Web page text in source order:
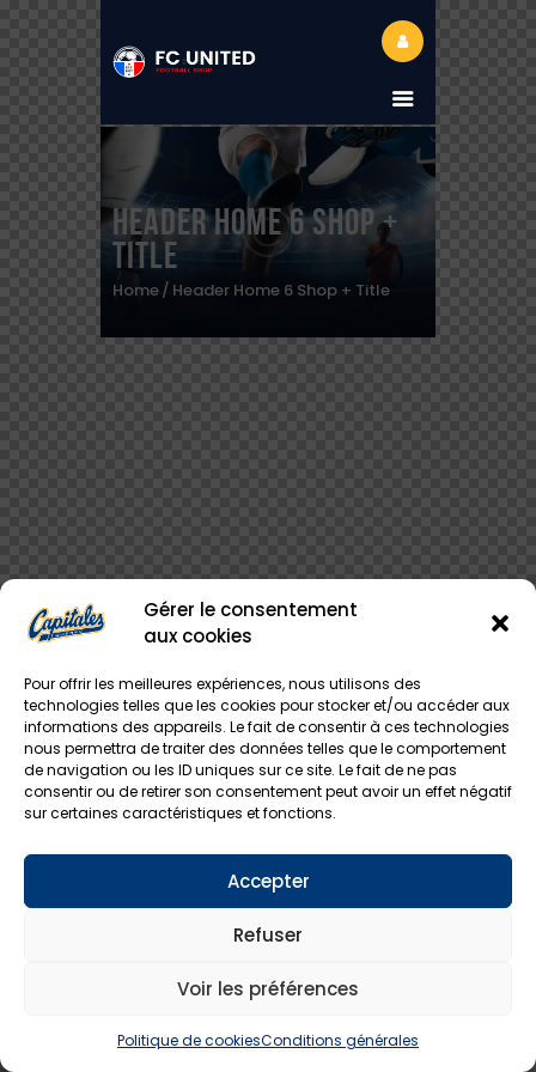
Gérer le consentement
aux cookies
Pour offrir les meilleures expériences, nous utilisons des
technologies telles que les cookies pour stocker et/ou accéder aux
informations des appareils. Le fait de consentir à ces technologies
nous permettra de traiter des données telles que le comportement
de navigation ou les ID uniques sur ce site. Le fait de ne pas
consentir ou de retirer son consentement peut avoir un effet négatif
sur certaines caractéristiques et fonctions.
Accepter
Refuser
Voir les préférences
Politique de cookiesConditions générales
Header Home 6 Shop +
Title
Home Header Home 6 Shop + Title